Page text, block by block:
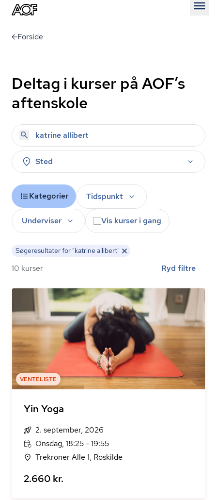
Forside
Deltag i kurser på AOF’s
aftenskole
Sted
Kategorier Tidspunkt
Underviser Vis kurser i gang
Søgeresultater for "katrine allibert"
10 kurser Ryd filtre
VENTELISTE
Yin Yoga
2. september, 2026
Onsdag, 18:25 - 19:55
Trekroner Alle 1, Roskilde
2.660 kr.